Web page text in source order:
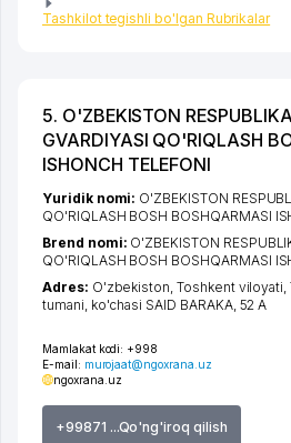
Tashkilot tegishli bo'lgan Rubrikalar
5. O'ZBEKISTON
GVARDIYASI QO'RIQLASH
ISHONCH TELEFONI
Mamlakat kodi: +998
E-mail: murojaat@ngoxrana.uz
ngoxrana.uz
+99871 ...Qo'ng'iroq qilish
Yuridik nomi: O'ZBEKISTON
QO'RIQLASH BOSH BOSHQARMASI
Brend nomi: O'ZBEKISTON
QO'RIQLASH BOSH BOSHQARMASI
Adres: O'zbekiston,Toshkent viloyati ,
tumani ko'chasi SAID BARAKA, 52 A